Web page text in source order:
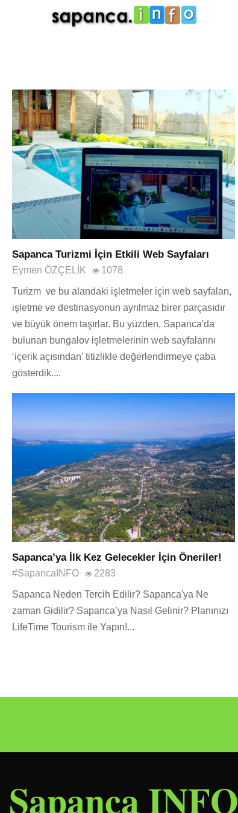
Sapanca Turizmi İçin Etkili Web Sayfaları
Eymen ÖZÇELİK 1078
Turizm ve bu alandaki işletmeler için web sayfaları,
işletme ve destinasyonun ayrılmaz birer parçasıdır
ve büyük önem taşırlar. Bu yüzden, Sapanca'da
bulunan bungalov işletmelerinin web sayfalarını
‘içerik açısından’ titizlikle değerlendirmeye çaba
gösterdik....
Sapanca’ya İlk Kez Gelecekler İçin Öneriler!
#SapancaINFO 2283
Sapanca Neden Tercih Edilir? Sapanca'ya Ne
zaman Gidilir? Sapanca’ya Nasıl Gelinir? Planınızı
LifeTime Tourism ile Yapın!...
Sapanca INFO